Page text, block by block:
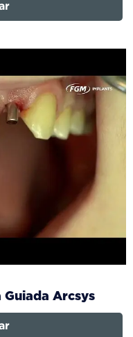
Guiada Arcsys